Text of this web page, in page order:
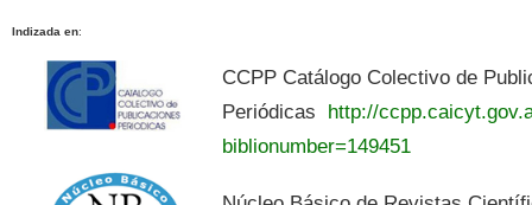
Indizada en:
CCPP Catálogo Colectivo de
Periódicas http://
biblionumber=149451